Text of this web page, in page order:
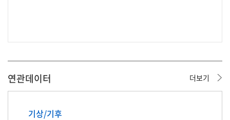
연관데이터 더보기
기상/기후